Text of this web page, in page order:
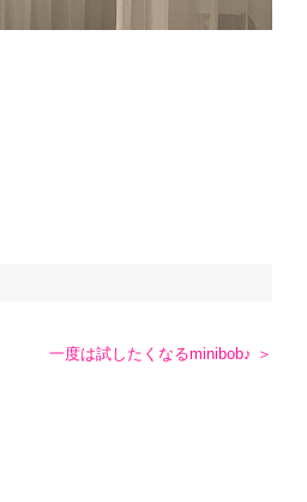
一度は試したくなるminibob♪ ＞